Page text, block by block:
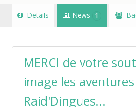
Details News 1
MERCI de votre
image les
Raid'Dingues...